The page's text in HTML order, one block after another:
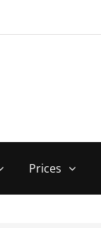
Prices